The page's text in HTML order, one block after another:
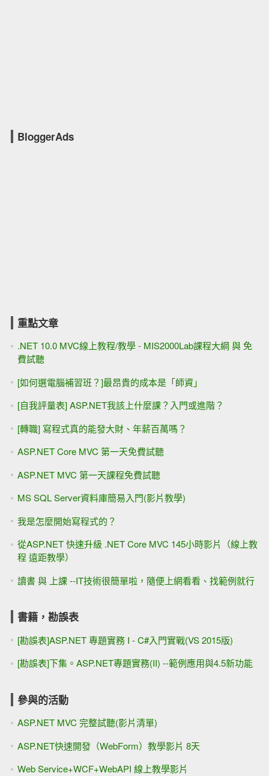
BloggerAds
重點文章
.NET 10.0 MVC線上教程/教學 - MIS2000Lab課程大綱 與 免
費試聽
[如何選電腦補習班？]最昂貴的成本是「師資」
[自我評量表] ASP.NET我該上什麼課？入門或進階？
[轉職] 寫程式真的能發大財、年薪百萬嗎？
ASP.NET Core MVC 第一天免費試聽
ASP.NET MVC 第一天課程免費試聽
MS SQL Server資料庫簡易入門(影片教學)
我是怎麼開始寫程式的？
從ASP.NET 快速升級 .NET Core MVC 145小時影片（線上教
程 遠距教學）
讀書 與 上課 --IT技術很簡單啦，隨便上網看看、找範例就行
書籍，勘誤表
[勘誤表]ASP.NET 專題實務 I - C#入門實戰(VS 2015版)
[勘誤表]下集。ASP.NET專題實務(II) --範例應用與4.5新功能
參與的活動
ASP.NET MVC 完整試聽(影片清單)
ASP.NET快速開發（WebForm）教學影片 8天
Web Service+WCF+WebAPI 線上教學影片